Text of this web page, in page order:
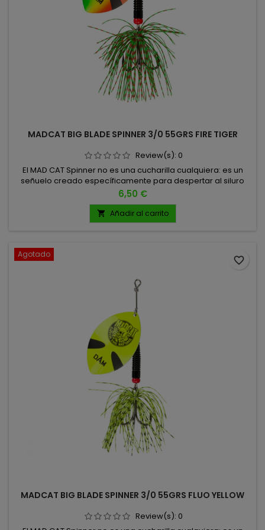
MADCAT BIG BLADE SPINNER 3/0 55GRS FIRE TIGER
Review(s): 0
El MAD CAT Spinner no es una cucharilla cualquiera: es un
señuelo creado específicamente para despertar al siluro
incluso en las condiciones más difíciles. Su hoja extra
grande desplaza una enorme cantidad de agua,
generando ondas de presión y vibraciones intensas que el
siluro detecta a gran distancia con su línea lateral. 55
Precio
6,50 €
 Añadir al carrito
Agotado
MADCAT BIG BLADE SPINNER 3/0 55GRS FLUO YELLOW
Review(s): 0
favorite_border